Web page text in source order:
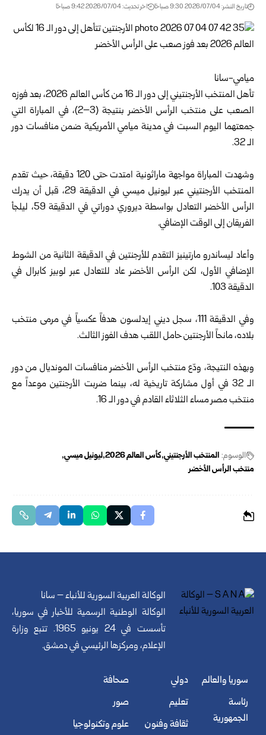
تاريخ النشر: 2026/07/04 9:30 صباحًا اخر تحديث: 2026/07/04 9:42 صباحًا
ميامي-سانا
تأهل المنتخب الأرجنتيني إلى دور الـ 16 من كأس العالم 2026، بعد فوزه
الصعب على منتخب الرأس الأخضر بنتيجة (3–2)، في المباراة التي
جمعتهما اليوم السبت في مدينة ميامي الأمريكية ضمن منافسات دور
الـ 32.
وشهدت المباراة مواجهة ماراثونية امتدت حتى 120 دقيقة، حيث تقدم
المنتخب الأرجنتيني عبر ليونيل ميسي في الدقيقة 29، قبل أن يدرك
الرأس الأخضر التعادل بواسطة ديروري دوراتي في الدقيقة 59، ليلجأ
الفريقان إلى الوقت الإضافي.
وأعاد ليساندرو مارتينيز التقدم للأرجنتين في الدقيقة الثانية من الشوط
الإضافي الأول، لكن الرأس الأخضر عاد للتعادل عبر لوبيز كابرال في
الدقيقة 103.
وفي الدقيقة 111، سجل ديني إيدلسون هدفاً عكسياً في مرمى منتخب
بلاده، مانحاً الأرجنتين حامل اللقب هدف الفوز الثالث.
وبهذه النتيجة، ودّع منتخب الرأس الأخضر منافسات المونديال من دور
الـ 32 في أول مشاركة تاريخية له، بينما ضربت الأرجنتين موعداً مع
منتخب مصر مساء الثلاثاء القادم في دور الـ 16.
الوسوم: المنتخب الأرجنتيني كأس العالم 2026
ليونيل ميسي
منتخب الرأس الأخضر
الوكالة العربية السورية للأنباء – سانا
الوكالة الوطنية الرسمية للأخبار في سوريا،
تأسست في 24 يونيو 1965. تتبع وزارة
الإعلام، ومركزها الرئيسي في دمشق.
سوريا والعالم
رئاسة
الجمهورية
دولي
تعليم
ثقافة وفنون
صحافة
صور
علوم وتكنولوجيا